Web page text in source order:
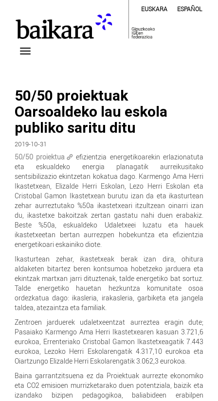
EUSKARA ESPAÑOL
50/50 proiektuak
Oarsoaldeko lau eskola
publiko saritu ditu
2019-10-31
50/50 proiektua
efizientzia energetikoarekin erlazionatuta
eta eskualdeko energia planagatik aurreikusitako
sentsibilizazio ekintzetan kokatua dago. Karmengo Ama Herri
Ikastetxean, Elizalde Herri Eskolan, Lezo Herri Eskolan eta
Cristobal Gamon Ikastetxean burutu izan da eta ikasturtean
zehar aurreztutako %50a ikastetxeari itzultzean oinarri izan
du, ikastetxe bakoitzak zertan gastatu nahi duen erabakiz.
Beste %50a, eskualdeko Udaletxeei luzatu eta hauek
ikastetxeetan bertan aurrezpen hobekuntza eta efizientzia
energetikoari eskainiko diote.
Ikasturtean zehar, ikastetxeak berak izan dira, ohitura
aldaketen bitartez beren kontsumoa hobetzeko jarduera eta
ekintzak martxan jarri dituztenak, talde energetiko bat sortuz.
Talde energetiko hauetan hezkuntza komunitate osoa
ordezkatua dago: ikasleria, irakasleria, garbiketa eta jangela
taldea, atezaintza eta familiak.
Zentroen jarduerek udaletxeentzat aurreztea eragin dute;
Pasaiako Karmengo Ama Herri Ikastetxearen kasuan 3.721,6
eurokoa, Errenteriako Cristobal Gamon Ikastetxeagatik 7.443
eurokoa, Lezoko Herri Eskolarengatik 4.317,10 eurokoa eta
Oiartzungo Elizalde Herri Eskolarengatik 3.062,3 eurokoa.
Baina garrantzitsuena ez da Proiektuak aurrezte ekonomiko
eta CO2 emisioen murrizketarako duen potentziala, baizik eta
izandako bizipen pedagogikoa, baliabideen erabilpen